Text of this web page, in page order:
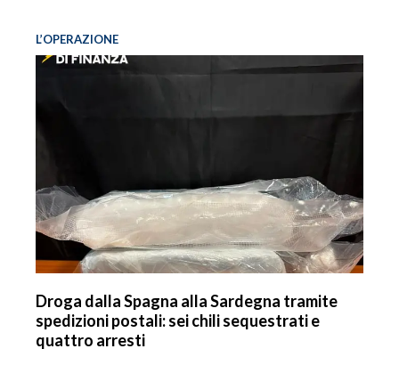
L’OPERAZIONE
Droga dalla Spagna alla Sardegna tramite
spedizioni postali: sei chili sequestrati e
quattro arresti